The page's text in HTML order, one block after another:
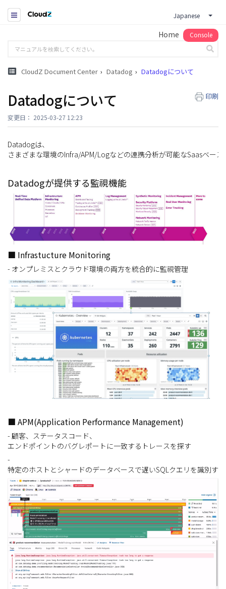
Japanese
Home Console
CloudZ Document Center Datadog Datadogについて
Datadogについて 印刷
変更日： 2025-03-27 12:23
Datadogは、
さまざまな環境のInfra/APM/Logなどの連携分析が可能なSaasベー
Datadogが提供する監視機能
■ Infrastucture Monitoring
- オンプレミスとクラウド環境の両方を統合的に監視管理
■ APM(Application Performance Management)
- 顧客、ステータスコード、
エンドポイントのバグレポートに一致するトレースを探す
-
特定のホストとシャードのデータベースで遅いSQLクエリを識別する